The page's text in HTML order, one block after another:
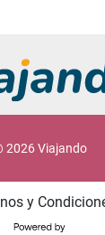
2026 Viajando
y